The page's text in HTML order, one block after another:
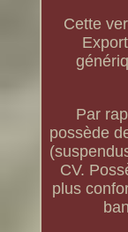
Cette
Par
possède
CV.
plus